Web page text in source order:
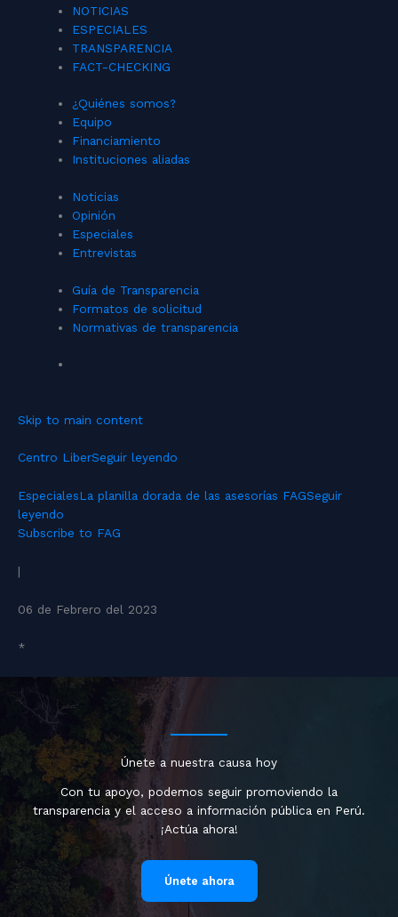
NOTICIAS
ESPECIALES
TRANSPARENCIA
FACT-CHECKING
¿Quiénes somos?
Equipo
Financiamiento
Instituciones aliadas
Noticias
Opinión
Especiales
Entrevistas
Guía de Transparencia
Formatos de solicitud
Normativas de transparencia
Skip to main content
Centro LiberSeguir leyendo
EspecialesLa planilla dorada de las asesorías FAGSeguir
leyendo
Subscribe to FAG
|
06 de Febrero del 2023
*
Únete a nuestra causa hoy
Con tu apoyo, podemos seguir promoviendo la
transparencia y el acceso a información pública en Perú.
¡Actúa ahora!
Únete ahora